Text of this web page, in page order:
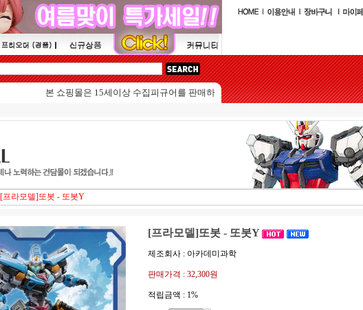
본 쇼핑몰은 15세이상 수집피규어를 판매하는 쇼핑몰입니다.
[프라모델]또봇 - 또봇Y
[프라모델]또봇 - 또봇Y
제조회사 : 아카데미과학
판매가격 : 32,300원
적립금액 : 1%